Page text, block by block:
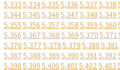
5,3335,3345,3355,3365,3375,338
5,3445,3455,3465,3475,3485,349
5,3555,3565,3575,3585,3595,360
5,3665,3675,3685,3695,3705,371
5,3765,3775,3785,3795,3805,381
5,3875,3885,3895,3905,3915,392
5,3985,3995,4005,4015,4025,403